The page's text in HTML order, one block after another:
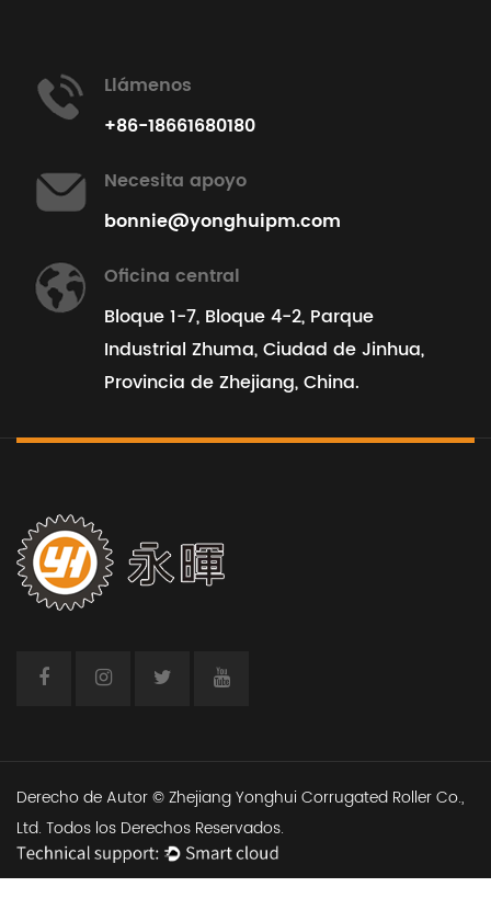
LEER MÁS
Llámenos
+86-18661680180
Necesita apoyo
bonnie@yonghuipm.com
Oficina central
Bloque 1-7, Bloque 4-2, Parque
Industrial Zhuma, Ciudad de Jinhua,
Provincia de Zhejiang, China.
Derecho de Autor © Zhejiang Yonghui Corrugated Roller Co.,
Ltd. Todos los Derechos Reservados.